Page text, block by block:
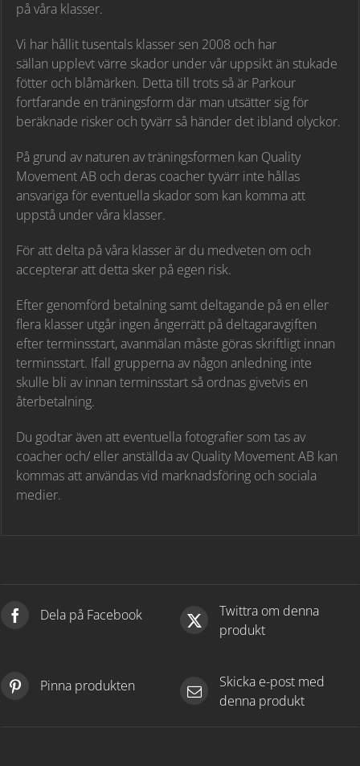
på våra klasser.
Vi har hållit tusentals klasser sen 2008 och har
sällan upplevt värre skador under vår uppsikt än stukade
fötter och blåmärken. Detta till trots så är Parkour
fortfarande en träningsform där man utsätter sig för
beräknade risker och tyvärr så händer det ibland olyckor.
På grund av naturen av träningsformen kan Quality
Movement AB och deras coacher tyvärr inte hållas
ansvariga för eventuella skador som kan komma att
uppstå under våra klasser.
För att delta på våra klasser är du medveten om och
accepterar att detta sker på egen risk.
Efter genomförd betalning samt deltagande på en eller
flera klasser utgår ingen ångerrätt på deltagaravgiften
efter terminsstart, avanmälan måste göras skriftligt innan
terminsstart. Ifall grupperna av någon anledning inte
skulle bli av innan terminsstart så ordnas givetvis en
återbetalning.
Du godtar även att eventuella fotografier som tas av
coacher och/ eller anställda av Quality Movement AB kan
kommas att användas vid marknadsföring och sociala
medier.
Dela på Facebook
Twittra om denna
produkt
Pinna produkten
Skicka e-post med
denna produkt